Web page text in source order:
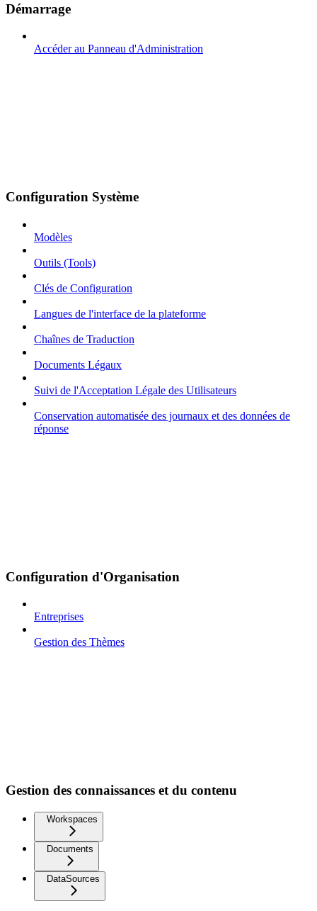
Démarrage
Accéder au Panneau d'Administration
Configuration Système
Modèles
Outils (Tools)
Clés de Configuration
Langues de l'interface de la plateforme
Chaînes de Traduction
Documents Légaux
Suivi de l'Acceptation Légale des Utilisateurs
Conservation automatisée des journaux et des données de
réponse
Configuration d'Organisation
Entreprises
Gestion des Thèmes
Gestion des connaissances et du contenu
Workspaces
Documents
DataSources